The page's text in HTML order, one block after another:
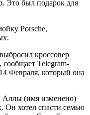
Porsche,
кроссовер
Telegram-
Февраля, который она
Аллы (имя изменено)
Он хотел спасти семью